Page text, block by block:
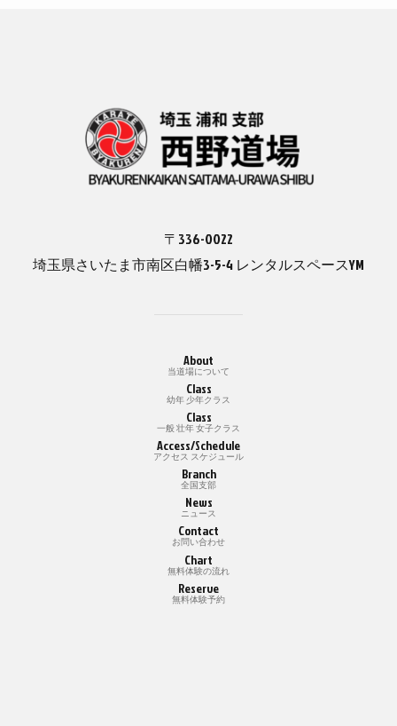
〒336-0022
埼玉県さいたま市南区白幡3-5-4 レンタルスペースYM
About
当道場について
Class
幼年 少年クラス
Class
一般 壮年 女子クラス
Access/Schedule
アクセス スケジュール
Branch
全国支部
News
ニュース
Contact
お問い合わせ
Chart
無料体験の流れ
Reserve
無料体験予約